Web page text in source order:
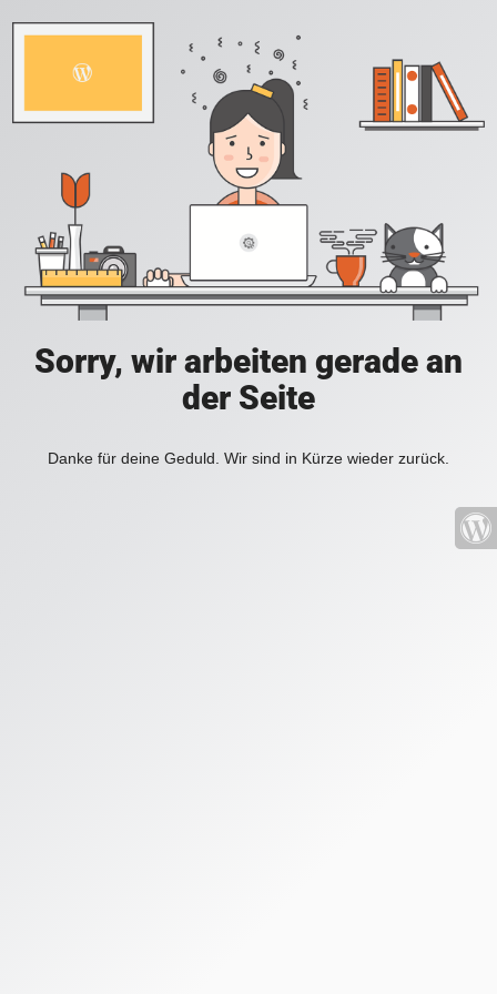
Sorry, wir arbeiten gerade an
der Seite
Danke für deine Geduld. Wir sind in Kürze wieder zurück.